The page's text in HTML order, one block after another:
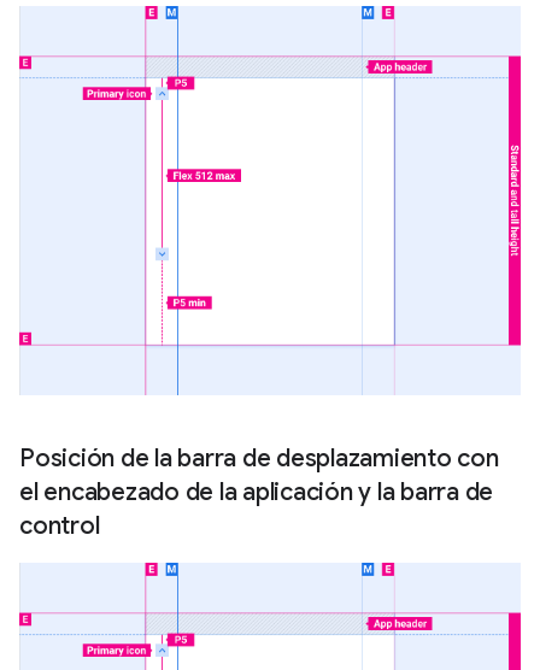
Posición de la barra de desplazamiento con
el encabezado de la aplicación y la barra de
control